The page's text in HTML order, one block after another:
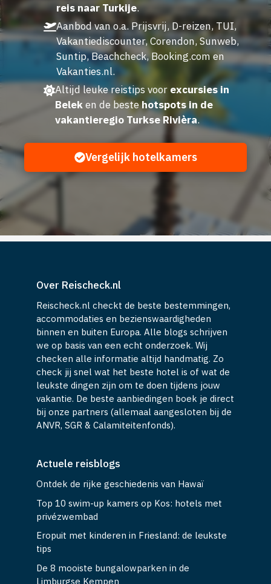
reis naar Turkije.
Aanbod van o.a. Prijsvrij, D-reizen, TUI,
Vakantiediscounter, Corendon, Sunweb,
Suntip, Beachcheck, Booking.com en
Vakanties.nl.
Altijd leuke reistips voor excursies in
Beleken de bestehotspots in de
vakantieregio Turkse Rivièra.
Vergelijk hotelkamers
Over Reischeck.nl
Reischeck.nl checkt de beste bestemmingen,
accommodaties en bezienswaardigheden
binnen en buiten Europa. Alle blogs schrijven
we op basis van een echt onderzoek. Wij
checken alle informatie altijd handmatig. Zo
check jij snel wat het beste hotel is of wat de
leukste dingen zijn om te doen tijdens jouw
vakantie. De beste aanbiedingen boek je direct
bij onze partners (allemaal aangesloten bij de
ANVR, SGR & Calamiteitenfonds).
Actuele reisblogs
Ontdek de rijke geschiedenis van Hawaï
Top 10 swim-up kamers op Kos: hotels met
privézwembad
Eropuit met kinderen in Friesland: de leukste
tips
De 8 mooiste bungalowparken in de
Limburgse Kempen